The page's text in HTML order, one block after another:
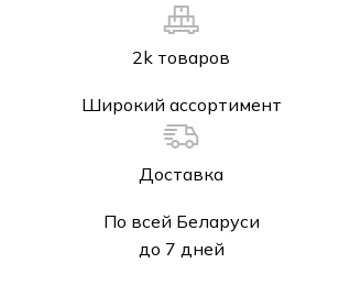
2k товаров
Широкий ассортимент
Доставка
По всей Беларуси
до 7 дней